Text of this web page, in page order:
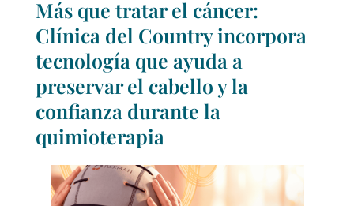
Más que tratar el cáncer:
Clínica del Country incorpora
tecnología que ayuda a
preservar el cabello y la
confianza durante la
quimioterapia